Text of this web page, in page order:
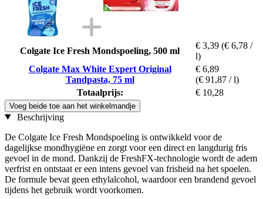
Colgate Ice Fresh Mondspoeling, 500 ml
€ 3,39 (€ 6,78 /
l)
Colgate Max White Expert Original
Tandpasta, 75 ml
€ 6,89
(€ 91,87 / l)
Totaalprijs:
€ 10,28
Voeg beide toe aan het winkelmandje
Beschrijving
De Colgate Ice Fresh Mondspoeling is ontwikkeld voor de
dagelijkse mondhygiëne en zorgt voor een direct en langdurig fris
gevoel in de mond. Dankzij de FreshFX-technologie wordt de adem
verfrist en ontstaat er een intens gevoel van frisheid na het spoelen.
De formule bevat geen ethylalcohol, waardoor een brandend gevoel
tijdens het gebruik wordt voorkomen.